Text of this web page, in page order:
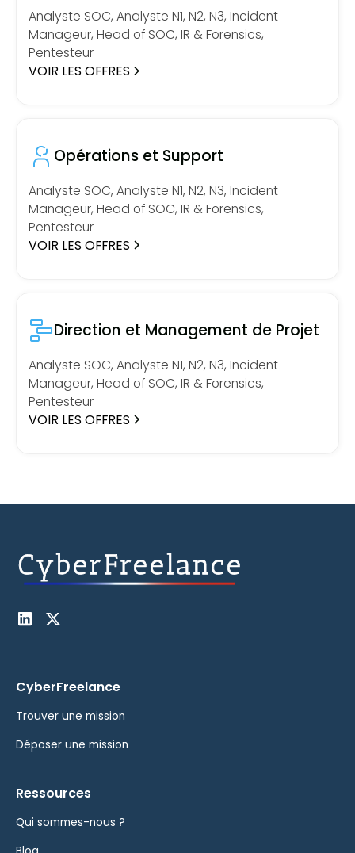
Analyste SOC, Analyste N1, N2, N3, Incident
Manageur, Head of SOC, IR & Forensics,
Pentesteur
VOIR LES OFFRES
Opérations et Support
Analyste SOC, Analyste N1, N2, N3, Incident
Manageur, Head of SOC, IR & Forensics,
Pentesteur
VOIR LES OFFRES
Direction et Management de Projet
Analyste SOC, Analyste N1, N2, N3, Incident
Manageur, Head of SOC, IR & Forensics,
Pentesteur
VOIR LES OFFRES
CyberFreelance
Trouver une mission
Déposer une mission
Ressources
Qui sommes-nous ?